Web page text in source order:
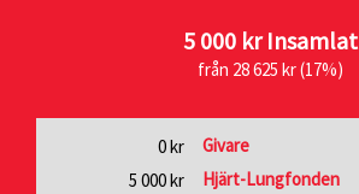
5 000 krInsamlat
från 28 625 kr (17%)
0 kr
Givare
5 000 kr
Hjärt-Lungfonden